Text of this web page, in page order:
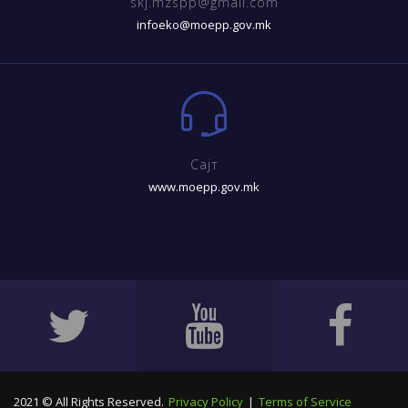
infoeko@moepp.gov.mk
Сајт
www.moepp.gov.mk
2021 © All Rights Reserved. Privacy Policy | Terms of Service